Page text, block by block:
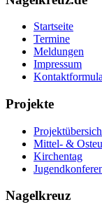
Startseite
Termine
Meldungen
Impressum
Projekte
Mittel- &
Kirchentag
Nagelkreuz